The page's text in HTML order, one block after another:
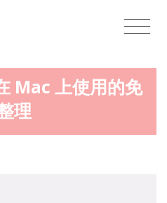
Mac 上使用的免
理